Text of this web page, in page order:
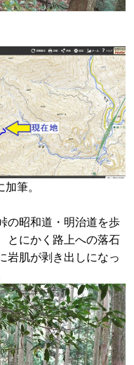
筆。
の昭和道・明治道を歩
とにかく路上への落石
岩肌が剥き出しになっ